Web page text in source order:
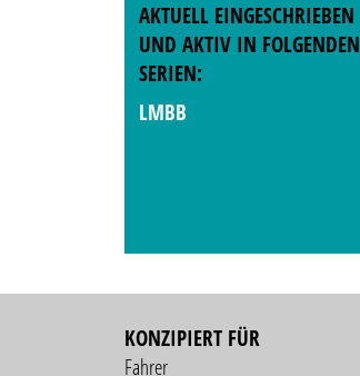
AKTUELL EINGESCHRIEBEN
UND AKTIV IN FOLGENDEN
SERIEN:
LMBB
KONZIPIERT FÜR
Fahrer